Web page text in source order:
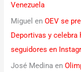
Venezuela
Miguel enOEV se
Deportivas y celebra
seguidores en
José Medina en